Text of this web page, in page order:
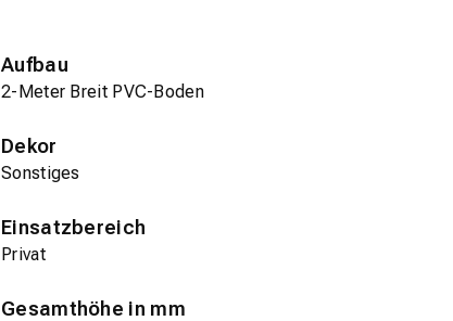
Aufbau
2-Meter Breit PVC-Boden
Dekor
Sonstiges
Einsatzbereich
Privat
Gesamthöhe in mm